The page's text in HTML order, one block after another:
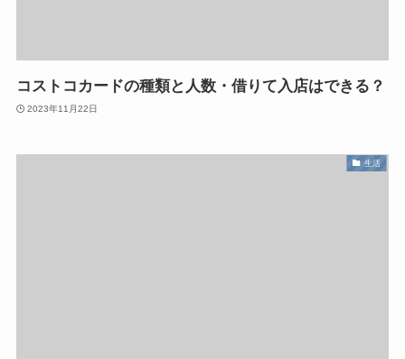
コストコカードの種類と人数・借りて入店はできる？
2023年11月22日
生活